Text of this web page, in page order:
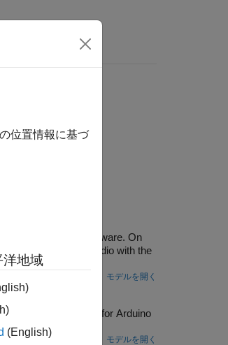
追加します。
for Arduino® Hardware. On
then plays the audio with the
モデルを開く
Support Package for Arduino
モデルを開く
位置情報に基づ
洋地域
(English)